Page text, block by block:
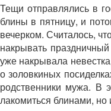
Тещи отправлялись в
блины в пятницу, и
вечерком. Считалось,
накрывать
уже накрывала
о золовкиных
родственники мужа. В
лакомиться блинами, но